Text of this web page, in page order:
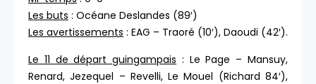
Les buts : Océane Deslandes (89′)
Les avertissements : EAG – Traoré (10′), Daoudi (42′).
Le 11 de départ guingampais : Le Page – Mansuy,
Renard, Jezequel – Revelli, Le Mouel (Richard 84′),